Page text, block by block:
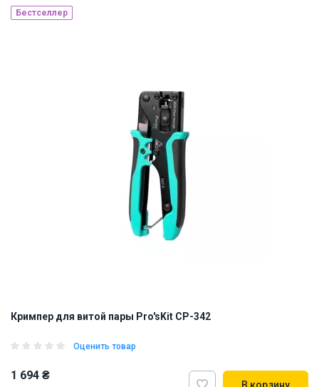
Бестселлер
Кримпер для витой пары Pro'sKit CP-342
Оценить товар
1 694 ₴